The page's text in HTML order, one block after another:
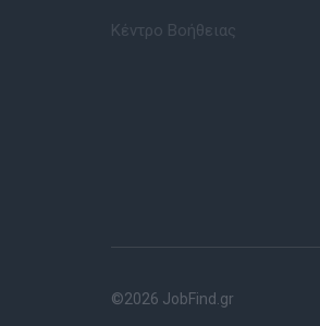
Κέντρο Βοήθειας
©2026 JobFind.gr